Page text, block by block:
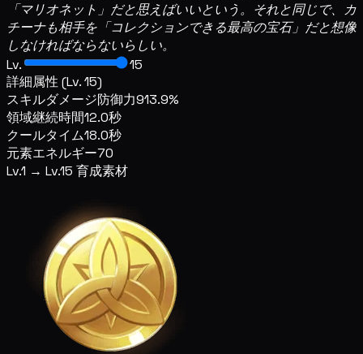
「マリオネット」だと思えばいいという。それと同じで、カ
チーナも相手を「コレクションできる最高の宝石」だと想像
しなければならないらしい。
Lv.
15
詳細属性 (Lv. 15)
スキルダメージ防御力913.9%
領域継続時間12.0秒
クールタイム18.0秒
元素エネルギー70
Lv.1 → Lv.15 育成素材